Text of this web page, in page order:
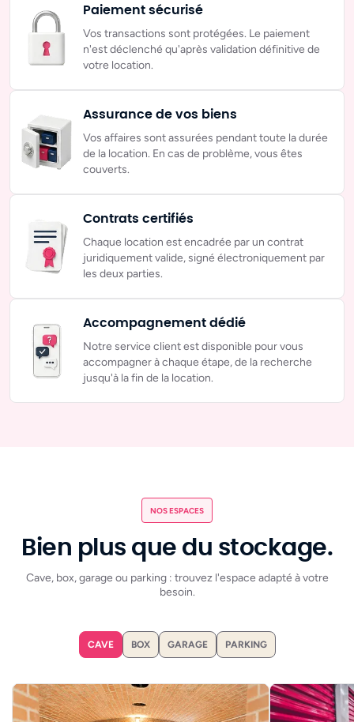
Paiement sécurisé
Vos transactions sont protégées. Le paiement
n'est déclenché qu'après validation définitive de
votre location.
Assurance de vos biens
Vos affaires sont assurées pendant toute la durée
de la location. En cas de problème, vous êtes
couverts.
Contrats certifiés
Chaque location est encadrée par un contrat
juridiquement valide, signé électroniquement par
les deux parties.
Accompagnement dédié
Notre service client est disponible pour vous
accompagner à chaque étape, de la recherche
jusqu'à la fin de la location.
NOS ESPACES
Bien plus que du stockage.
Cave, box, garage ou parking : trouvez l'espace adapté à votre
besoin.
CAVE BOX GARAGE PARKING